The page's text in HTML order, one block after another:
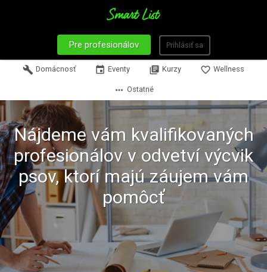
Pre profesionálov Prihlásiť sa
build Domácnosť event Eventy library_books Kurzy favorite_border Wellness
more_horiz Ostatné
Nájdeme vám kvalifikovaných
profesionálov v odvetví výcvik
psov, ktorí majú záujem vám
pomôcť